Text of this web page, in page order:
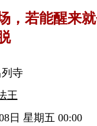
，若能醒来
寺
王
日 星期五 00:00